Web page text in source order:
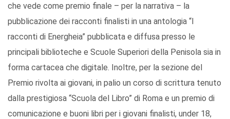
che vede come premio finale – per la narrativa – la
pubblicazione dei racconti finalisti in una antologia “I
racconti di Energheia” pubblicata e diffusa presso le
principali biblioteche e Scuole Superiori della Penisola sia in
forma cartacea che digitale. Inoltre, per la sezione del
Premio rivolta ai giovani, in palio un corso di scrittura tenuto
dalla prestigiosa “Scuola del Libro” di Roma e un premio di
comunicazione e buoni libri per i giovani finalisti, under 18,